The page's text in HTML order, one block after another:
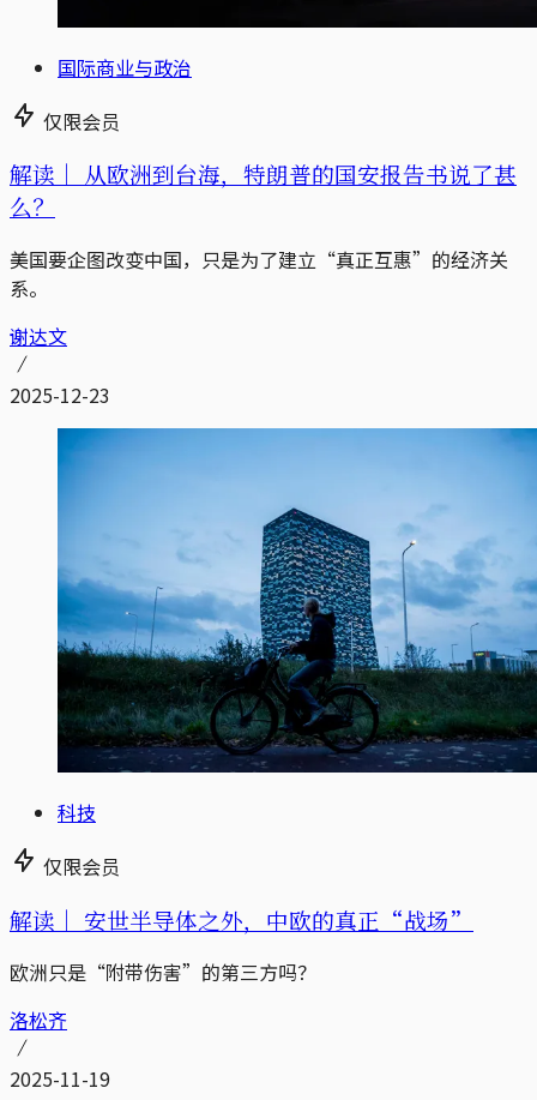
国际商业与政治
仅限会员
解读｜ 从欧洲到台海，特朗普的国安报告书说了甚
么？
美国要企图改变中国，只是为了建立“真正互惠”的经济关
系。
谢达文
2025-12-23
科技
仅限会员
解读｜ 安世半导体之外，中欧的真正“战场”
欧洲只是“附带伤害”的第三方吗？
洛松齐
2025-11-19